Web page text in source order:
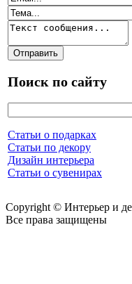
Поиск по сайту
Статьи о подарках
Статьи по декору
Дизайн интерьера
Статьи о сувенирах
Copyright © Интерьер и
Все права защищены